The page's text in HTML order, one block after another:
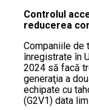
Controlul
reducerea
Companiile de
înregistrate în
2024 să facă
generaţia a
echipate cu
(G2V1) data